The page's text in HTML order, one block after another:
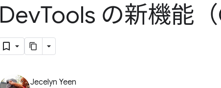
DevTools の新機能（
Jecelyn Yeen